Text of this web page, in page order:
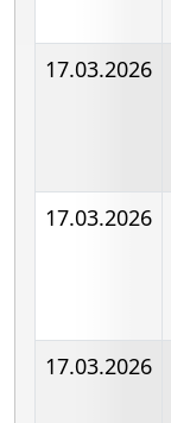
17.03.2026
17.03.2026
17.03.2026